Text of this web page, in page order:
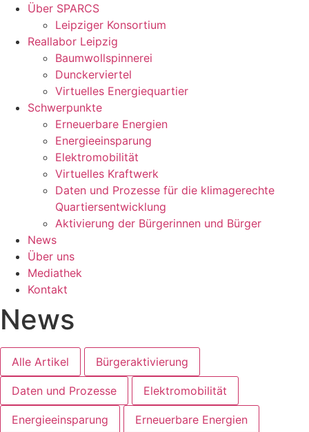
Über SPARCS
Leipziger Konsortium
Reallabor Leipzig
Baumwollspinnerei
Dunckerviertel
Virtuelles Energiequartier
Schwerpunkte
Erneuerbare Energien
Energieeinsparung
Elektromobilität
Virtuelles Kraftwerk
Daten und Prozesse für die klimagerechte
Quartiersentwicklung
Aktivierung der Bürgerinnen und Bürger
News
Über uns
Mediathek
Kontakt
News
Alle Artikel Bürgeraktivierung
Daten und Prozesse Elektromobilität
Energieeinsparung Erneuerbare Energien